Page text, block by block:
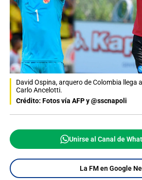
David Ospina, arquero de Colombia llega
Carlo Ancelotti.
Crédito: Fotos vía AFP y @sscnapoli
Unirse al Canal de
La FM en Google